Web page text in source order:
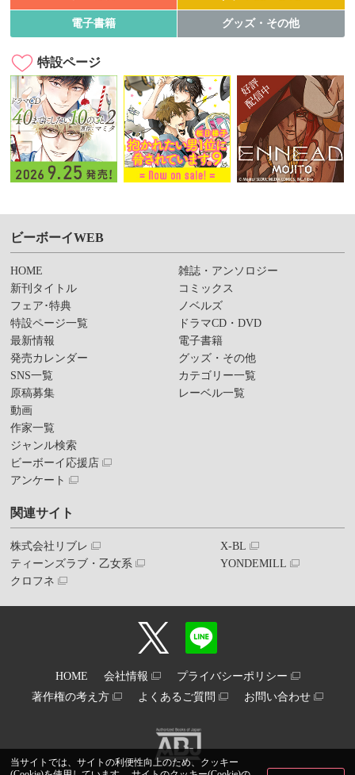
当サイトでは、サイトの利便性向上のため、クッキー
電子書籍 グッズ・その他
特設ページ
ビーボーイWEB
HOME
新刊タイトル
フェア･特典
特設ページ一覧
最新情報
発売カレンダー
SNS一覧
原稿募集
動画
作家一覧
ジャンル検索
ビーボーイ応援店
アンケート
雑誌・アンソロジー
コミックス
ノベルズ
ドラマCD・DVD
電子書籍
グッズ・その他
カテゴリー一覧
レーベル一覧
関連サイト
株式会社リブレ
ティーンズラブ・乙女系
クロフネ
X-BL
YONDEMILL
HOME 会社情報
プライバシーポリシー
著作権の考え方
よくあるご質問 お問い合わせ